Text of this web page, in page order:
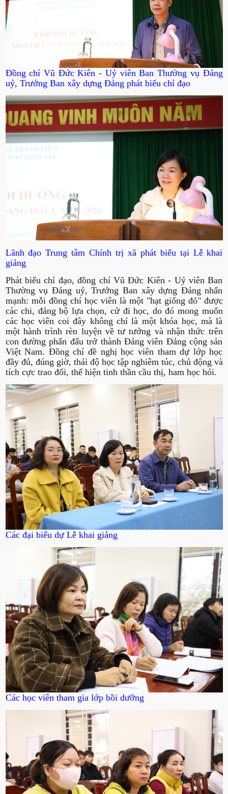
Đồng chí Vũ Đức Kiên - Uỷ viên Ban Thường vụ Đảng
uỷ, Trưởng Ban xây dựng Đảng phát biểu chỉ đạo
Lãnh đạo Trung tâm Chính trị xã phát biểu tại Lễ khai
giảng
Phát biểu chỉ đạo, đồng chí Vũ Đức Kiên - Uỷ viên Ban
Thường vụ Đảng uỷ, Trưởng Ban xây dựng Đảng nhấn
mạnh: mỗi đồng chí học viên là một "hạt giống đỏ" được
các chi, đảng bộ lựa chọn, cử đi học, do đó mong muốn
các học viên coi đây không chỉ là một khóa học, mà là
một hành trình rèn luyện về tư tưởng và nhận thức trên
con đường phấn đấu trở thành Đảng viên Đảng cộng sản
Việt Nam. Đồng chí đề nghị học viên tham dự lớp học
đầy đủ, đúng giờ, thái độ học tập nghiêm túc, chủ động và
tích cực trao đổi, thể hiện tinh thần cầu thị, ham học hỏi.
Các đại biểu dự Lễ khai giảng
Các học viên tham gia lớp bồi dưỡng